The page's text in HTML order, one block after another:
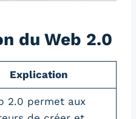
du Web 2.0
Explication
2.0 permet aux